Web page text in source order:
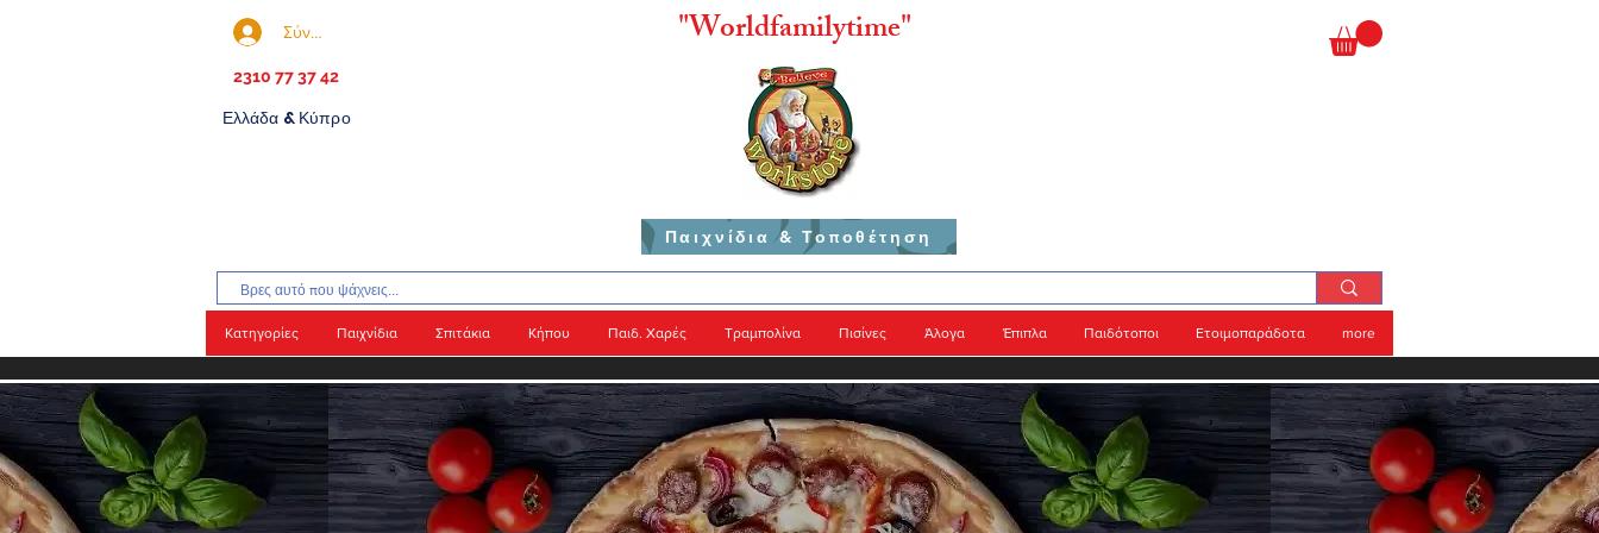
Σύνδεση
2310 77 37 42
Ελλάδα & Κύπρο
"Worldfamilytime"
Παιχνίδια & Τοποθέτηση
Κατηγορίες Παιχνίδια Σπιτάκια Κήπου Παιδ. Χαρές Τραμπολίνα Πισίνες Άλογα Έπιπλα Παιδότοποι Ετοιμοπαράδοτα more